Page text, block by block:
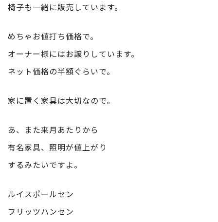
椅子も一緒に販売しています。
めちゃお値打ち価格で。
オーナー様にはお譲りしています。
ネット価格の半額ぐらいで。
家に置く家具は大切なので。
あ、また来月あたりから
有名家具、照明が値上がり
するみたいですよ。
ルイスポールセン
フリッツハンセン